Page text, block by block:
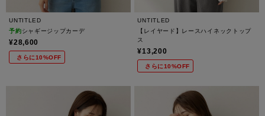
UNTITLED
予約シャギージップカーデ
¥28,600
さらに10%OFF
UNTITLED
【レイヤード】レースハイネックトップ
ス
¥13,200
さらに10%OFF